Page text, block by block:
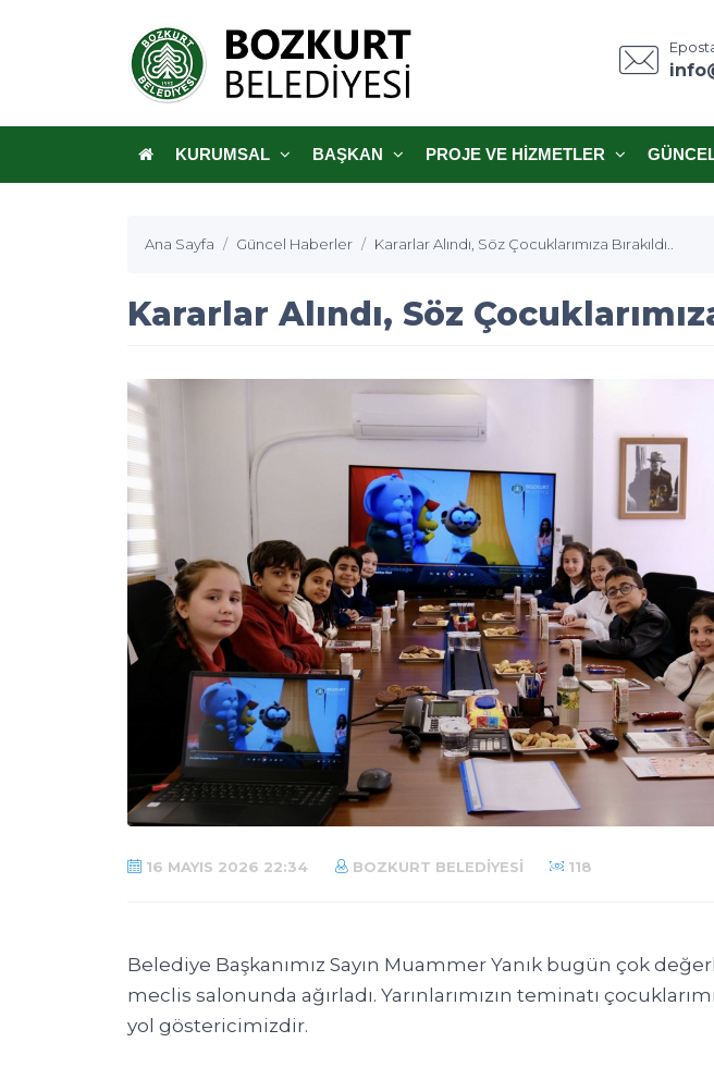
KURUMSAL BAŞKAN PROJE VE HIZMETLER
Ana Sayfa Güncel Haberler Kararlar Alındı, Söz Çocuklarımıza Bırakıldı..
Kararlar Alındı, Söz
16 MAYIS 2026 22:34 BOZKURT BELEDIYESI 118
Belediye Başkanımız Sayın Muammer Yanık bugün çok
meclis salonunda ağırladı. Yarınlarımızın teminatı
yol göstericimizdir.